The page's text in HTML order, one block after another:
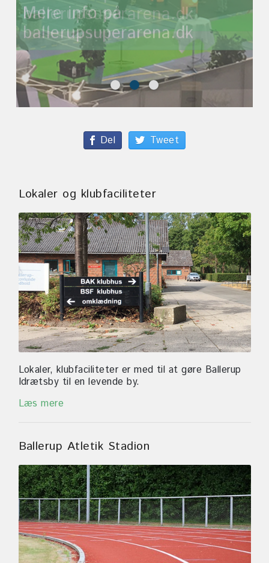
ballerupsuperarena.dk
Del Tweet
Lokaler og klubfaciliteter
Lokaler, klubfaciliteter er med til at gøre Ballerup
Idrætsby til en levende by.
Læs mere
Ballerup Atletik Stadion